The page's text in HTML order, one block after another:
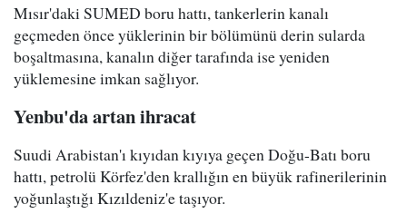
Mısır'daki SUMED boru hattı, tankerlerin kanalı
geçmeden önce yüklerinin bir bölümünü derin sularda
boşaltmasına, kanalın diğer tarafında ise yeniden
yüklemesine imkan sağlıyor.
Yenbu'da artan ihracat
Suudi Arabistan'ı kıyıdan kıyıya geçen Doğu-Batı boru
hattı, petrolü Körfez'den krallığın en büyük rafinerilerinin
yoğunlaştığı Kızıldeniz'e taşıyor.